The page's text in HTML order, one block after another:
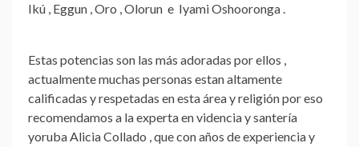
Ikú , Eggun , Oro , Olorun e Iyami Oshooronga .
Estas potencias son las más adoradas por ellos ,
actualmente muchas personas estan altamente
calificadas y respetadas en esta área y religión por eso
recomendamos a la experta en videncia y santería
yoruba Alicia Collado , que con años de experiencia y